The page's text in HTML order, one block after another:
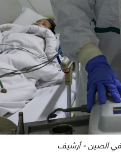
الصين - أرشيف